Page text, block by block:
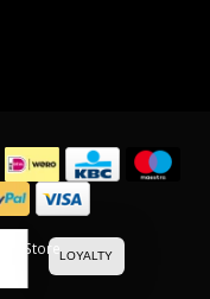
StoreLOYALTY